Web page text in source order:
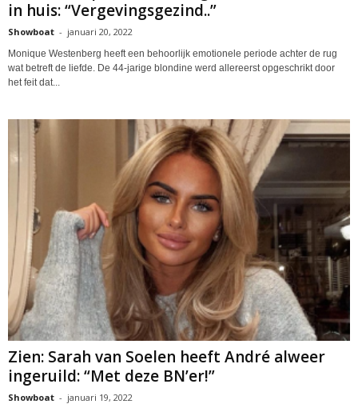
in huis: “Vergevingsgezind..”
Showboat - januari 20, 2022
Monique Westenberg heeft een behoorlijk emotionele periode achter de rug
wat betreft de liefde. De 44-jarige blondine werd allereerst opgeschrikt door
het feit dat...
Zien: Sarah van Soelen heeft André alweer
ingeruild: “Met deze BN’er!”
Showboat - januari 19, 2022